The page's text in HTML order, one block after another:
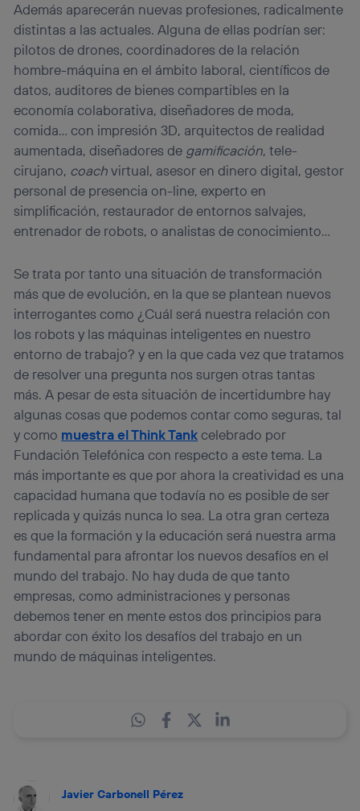
Además aparecerán nuevas profesiones, radicalmente
distintas a las actuales. Alguna de ellas podrían ser:
pilotos de drones, coordinadores de la relación
hombre-máquina en el ámbito laboral, científicos de
datos, auditores de bienes compartibles en la
economía colaborativa, diseñadores de moda,
comida… con impresión 3D, arquitectos de realidad
aumentada, diseñadores de gamificación, tele-
cirujano, coachvirtual, asesor en dinero digital, gestor
personal de presencia on-line, experto en
simplificación, restaurador de entornos salvajes,
entrenador de robots, o analistas de conocimiento…
Se trata por tanto una situación de transformación
más que de evolución, en la que se plantean nuevos
interrogantes como ¿Cuál será nuestra relación con
los robots y las máquinas inteligentes en nuestro
entorno de trabajo? y en la que cada vez que tratamos
de resolver una pregunta nos surgen otras tantas
más. A pesar de esta situación de incertidumbre hay
algunas cosas que podemos contar como seguras, tal
y como muestra el Think Tankcelebrado por
Fundación Telefónica con respecto a este tema. La
más importante es que por ahora la creatividad es una
capacidad humana que todavía no es posible de ser
replicada y quizás nunca lo sea. La otra gran certeza
es que la formación y la educación será nuestra arma
fundamental para afrontar los nuevos desafíos en el
mundo del trabajo. No hay duda de que tanto
empresas, como administraciones y personas
debemos tener en mente estos dos principios para
abordar con éxito los desafíos del trabajo en un
mundo de máquinas inteligentes.
Javier Carbonell Pérez